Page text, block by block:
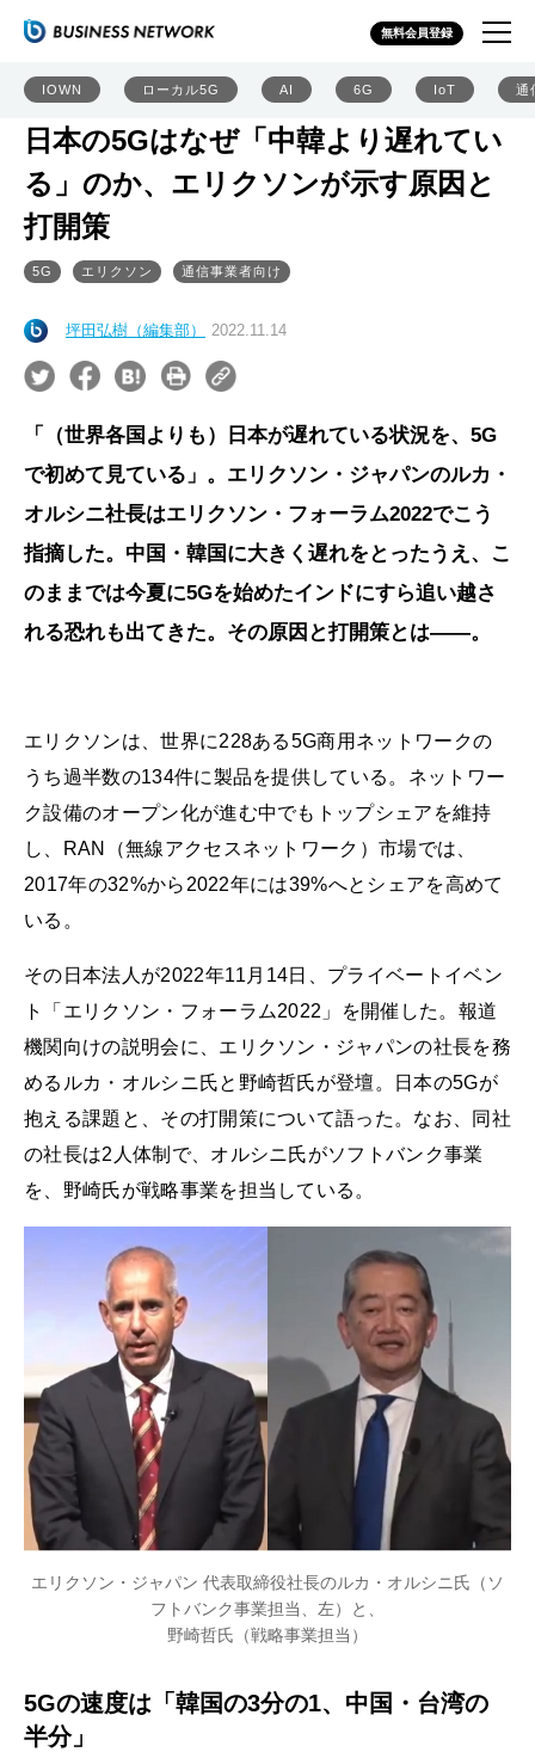
無料会員登録
IOWN ローカル5G AI 6G IoT 通
日本の5Gはなぜ「中韓より遅れてい
る」のか、エリクソンが示す原因と
打開策
5G エリクソン 通信事業者向け
坪田弘樹（編集部） 2022.11.14
「（世界各国よりも）日本が遅れている状況を、5G
で初めて見ている」。エリクソン・ジャパンのルカ・
オルシニ社長はエリクソン・フォーラム2022でこう
指摘した。中国・韓国に大きく遅れをとったうえ、こ
のままでは今夏に5Gを始めたインドにすら追い越さ
れる恐れも出てきた。その原因と打開策とは――。
エリクソンは、世界に228ある5G商用ネットワークの
うち過半数の134件に製品を提供している。ネットワー
ク設備のオープン化が進む中でもトップシェアを維持
し、RAN（無線アクセスネットワーク）市場では、
2017年の32%から2022年には39%へとシェアを高めて
いる。
その日本法人が2022年11月14日、プライベートイベン
ト「エリクソン・フォーラム2022」を開催した。報道
機関向けの説明会に、エリクソン・ジャパンの社長を務
めるルカ・オルシニ氏と野崎哲氏が登壇。日本の5Gが
抱える課題と、その打開策について語った。なお、同社
の社長は2人体制で、オルシニ氏がソフトバンク事業
を、野崎氏が戦略事業を担当している。
エリクソン・ジャパン 代表取締役社長のルカ・オルシニ氏（ソ
フトバンク事業担当、左）と、
野崎哲氏（戦略事業担当）
5Gの速度は「韓国の3分の1、中国・台湾の
半分」